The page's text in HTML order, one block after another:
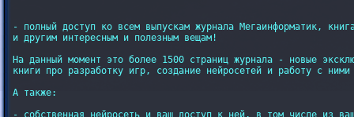
- полный доступ ко всем выпускам журнала Мегаинформатик,
и другим интересным и полезным вещам!
На данный момент это более 1500 страниц журнала - новые
книги про разработку игр, создание нейросетей и работу с
А также:
- собственная нейросеть и ваш доступ к ней, в том числе из